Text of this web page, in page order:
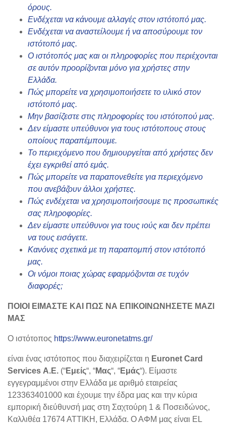
όρους.
Ενδέχεται να κάνουμε αλλαγές στον ιστότοπό μας.
Ενδέχεται να αναστείλουμε ή να αποσύρουμε τον
ιστότοπό μας.
Ο ιστότοπός μας και οι πληροφορίες που περιέχονται
σε αυτόν προορίζονται μόνο για χρήστες στην
Ελλάδα.
Πώς μπορείτε να χρησιμοποιήσετε το υλικό στον
ιστότοπό μας.
Μην βασίζεστε στις πληροφορίες του ιστότοπού μας.
Δεν είμαστε υπεύθυνοι για τους ιστότοπους στους
οποίους παραπέμπουμε.
Το περιεχόμενο που δημιουργείται από χρήστες δεν
έχει εγκριθεί από εμάς.
Πώς μπορείτε να παραπονεθείτε για περιεχόμενο
που ανεβάζουν άλλοι χρήστες.
Πώς ενδέχεται να χρησιμοποιήσουμε τις προσωπικές
σας πληροφορίες.
Δεν είμαστε υπεύθυνοι για τους ιούς και δεν πρέπει
να τους εισάγετε.
Κανόνες σχετικά με τη παραπομπή στον ιστότοπό
μας.
Οι νόμοι ποιας χώρας εφαρμόζονται σε τυχόν
διαφορές;
ΠΟΙΟΙ ΕΙΜΑΣΤΕ ΚΑΙ ΠΩΣ ΝΑ ΕΠΙΚΟΙΝΩΝΗΣΕΤΕ ΜΑΖΙ
ΜΑΣ
Ο ιστότοπος https://www.euronetatms.gr/
είναι ένας ιστότοπος που διαχειρίζεται η Euronet Card
Services Α.Ε. (“Εμείς“, “Μας“, “Εμάς“). Είμαστε
εγγεγραμμένοι στην Ελλάδα με αριθμό εταιρείας
123363401000 και έχουμε την έδρα μας και την κύρια
εμπορική διεύθυνσή μας στη Σαχτούρη 1 & Ποσειδώνος,
Καλλιθέα 17674 ΑΤΤΙΚΗ, Ελλάδα. Ο ΑΦΜ μας είναι EL